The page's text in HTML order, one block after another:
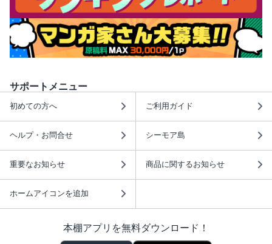
サポートメニュー
初めての方へ ご利用ガイド
ヘルプ・お問合せ シーモア島
重要なお知らせ 商品に関するお知らせ
ホームアイコンを追加
本棚アプリを無料ダウンロード！